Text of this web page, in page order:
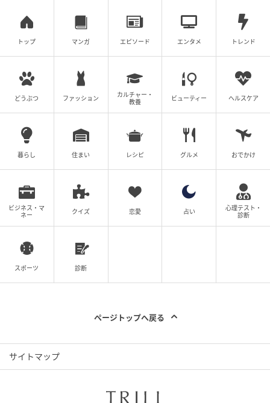
トップ マンガ エピソード エンタメ トレンド
どうぶつ ファッション
カルチャー・
教養
ビューティー ヘルスケア
暮らし 住まい レシピ グルメ おでかけ
ビジネス・マ
ネー
クイズ 恋愛 占い
心理テスト・
診断
スポーツ 診断
ページトップへ戻る
サイトマップ